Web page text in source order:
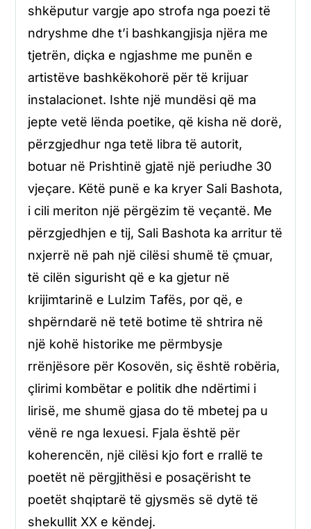
shkëputur vargje apo strofa nga poezi të
ndryshme dhe t’i bashkangjisja njëra me
tjetrën, diçka e ngjashme me punën e
artistëve bashkëkohorë për të krijuar
instalacionet. Ishte një mundësi që ma
jepte vetë lënda poetike, që kisha në dorë,
përzgjedhur nga tetë libra të autorit,
botuar në Prishtinë gjatë një periudhe 30
vjeçare. Këtë punë e ka kryer Sali Bashota,
i cili meriton një përgëzim të veçantë. Me
përzgjedhjen e tij, Sali Bashota ka arritur të
nxjerrë në pah një cilësi shumë të çmuar,
të cilën sigurisht që e ka gjetur në
krijimtarinë e Lulzim Tafës, por që, e
shpërndarë në tetë botime të shtrira në
një kohë historike me përmbysje
rrënjësore për Kosovën, siç është robëria,
çlirimi kombëtar e politik dhe ndërtimi i
lirisë, me shumë gjasa do të mbetej pa u
vënë re nga lexuesi. Fjala është për
koherencën, një cilësi kjo fort e rrallë te
poetët në përgjithësi e posaçërisht te
poetët shqiptarë të gjysmës së dytë të
shekullit XX e këndej.